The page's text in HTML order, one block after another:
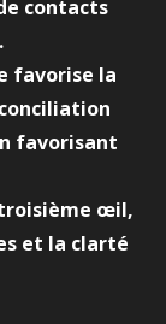
contacts
favorise la
favorisant
œil,
et la clarté